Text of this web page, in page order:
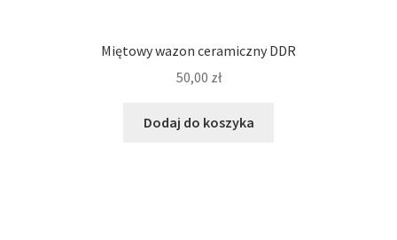
Miętowy wazon ceramiczny DDR
50,00 zł
Dodaj do koszyka